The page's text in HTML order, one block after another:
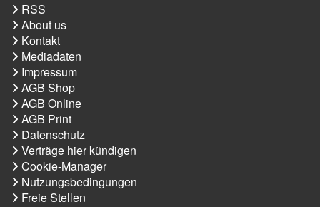
RSS
About us
Kontakt
Mediadaten
Impressum
AGB Shop
AGB Online
AGB Print
Datenschutz
Verträge hier kündigen
Cookie-Manager
Nutzungsbedingungen
Freie Stellen